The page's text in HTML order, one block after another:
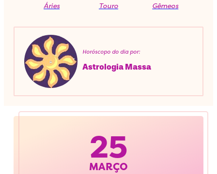
Áries Touro Gêmeos
Horóscopo do dia por:
Astrologia Massa
25
MARÇO